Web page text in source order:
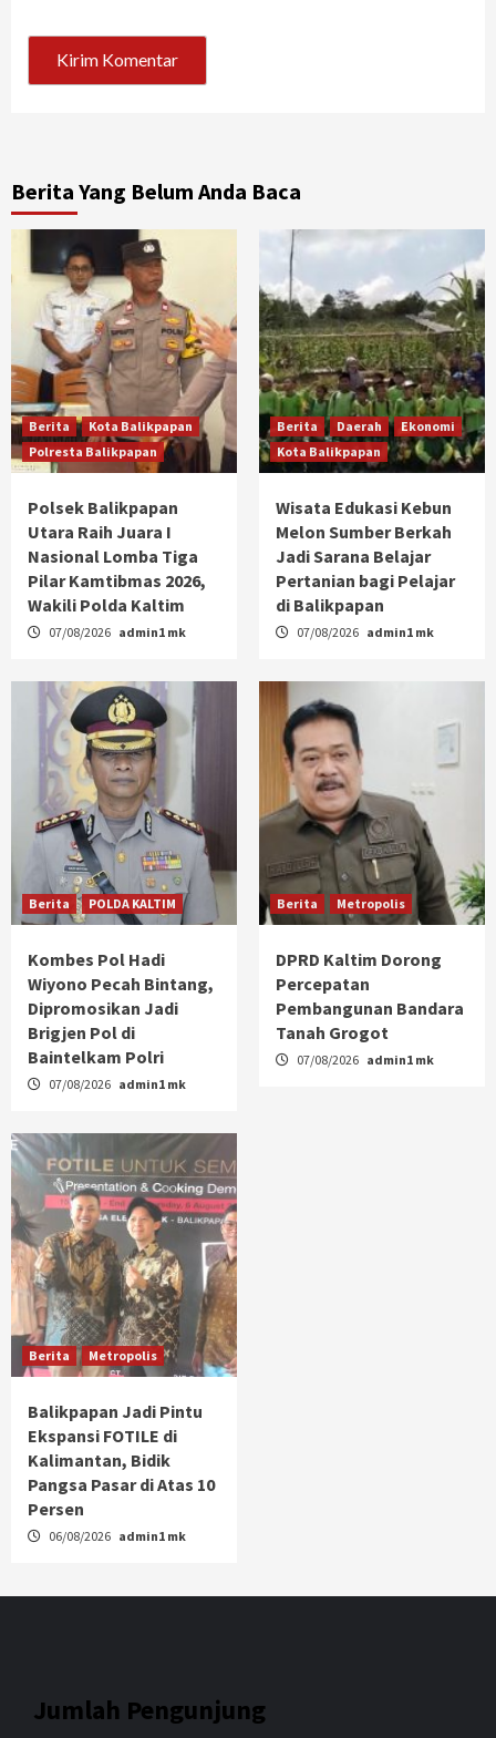
Berita Yang Belum Anda Baca
Berita
Kota Balikpapan
Polresta Balikpapan
Polsek Balikpapan
Utara Raih Juara I
Nasional Lomba Tiga
Pilar Kamtibmas 2026,
Wakili Polda Kaltim
07/08/2026 admin1 mk
Berita Daerah
Ekonomi
Kota Balikpapan
Wisata Edukasi Kebun
Melon Sumber Berkah
Jadi Sarana Belajar
Pertanian bagi Pelajar
di Balikpapan
07/08/2026 admin1 mk
Berita POLDA KALTIM
Kombes Pol Hadi
Wiyono Pecah Bintang,
Dipromosikan Jadi
Brigjen Pol di
Baintelkam Polri
07/08/2026 admin1 mk
Berita Metropolis
DPRD Kaltim Dorong
Percepatan
Pembangunan Bandara
Tanah Grogot
07/08/2026 admin1 mk
Berita Metropolis
Balikpapan Jadi Pintu
Ekspansi FOTILE di
Kalimantan, Bidik
Pangsa Pasar di Atas 10
Persen
06/08/2026 admin1 mk
Jumlah Pengunjung